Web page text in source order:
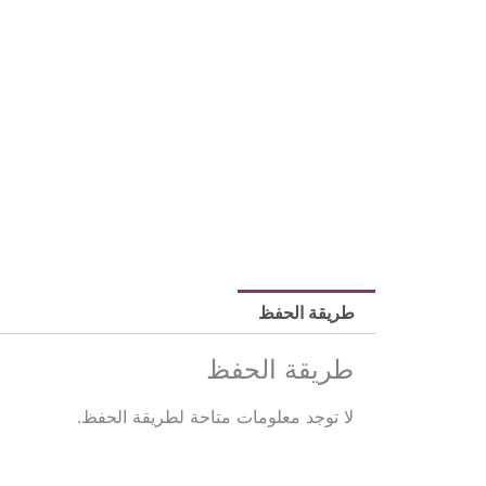
طريقة الحفظ
طريقة الحفظ
لا توجد معلومات متاحة لطريقة الحفظ.